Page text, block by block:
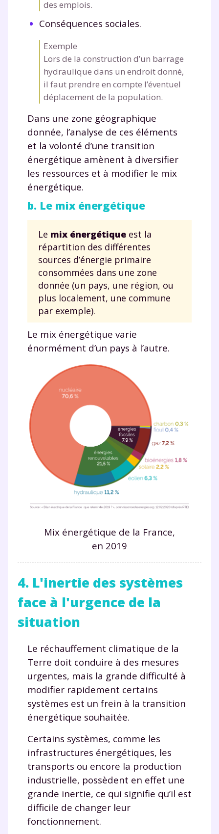
des emplois.
Conséquences sociales.
Exemple
Lors de la construction d’un barrage
hydraulique dans un endroit donné,
il faut prendre en compte l’éventuel
déplacement de la population.
Dans une zone géographique
donnée, l’analyse de ces éléments
et la volonté d’une transition
énergétique amènent à diversifier
les ressources et à modifier le mix
énergétique.
b. Le mix énergétique
Le mix énergétique est la
répartition des différentes
sources d’énergie primaire
consommées dans une zone
donnée (un pays, une région, ou
plus localement, une commune
par exemple).
Le mix énergétique varie
énormément d’un pays à l’autre.
Mix énergétique de la France,
en 2019
4. L'inertie des systèmes
face à l'urgence de la
situation
Le réchauffement climatique de la
Terre doit conduire à des mesures
urgentes, mais la grande difficulté à
modifier rapidement certains
systèmes est un frein à la transition
énergétique souhaitée.
Certains systèmes, comme les
infrastructures énergétiques, les
transports ou encore la production
industrielle, possèdent en effet une
grande inertie, ce qui signifie qu’il est
difficile de changer leur
fonctionnement.